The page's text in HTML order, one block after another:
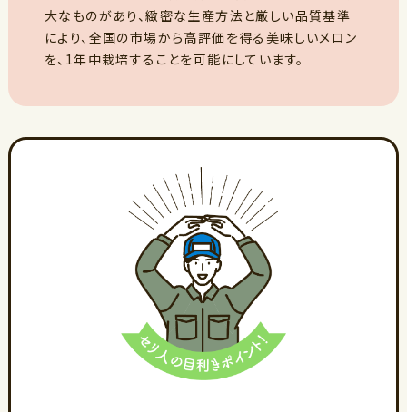
大なものがあり、緻密な生産方法と厳しい品質基準
により、全国の市場から高評価を得る美味しいメロン
を、1年中栽培することを可能にしています。